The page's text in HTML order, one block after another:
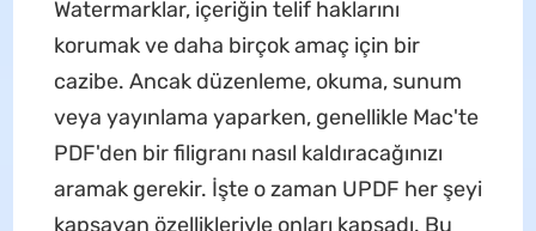
Watermarklar, içeriğin telif haklarını
korumak ve daha birçok amaç için bir
cazibe. Ancak düzenleme, okuma, sunum
veya yayınlama yaparken, genellikle Mac'te
PDF'den bir filigranı nasıl kaldıracağınızı
aramak gerekir. İşte o zaman UPDF her şeyi
kapsayan özellikleriyle onları kapsadı. Bu